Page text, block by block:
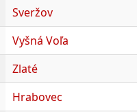
Sveržov
Vyšná Voľa
Zlaté
Hrabovec